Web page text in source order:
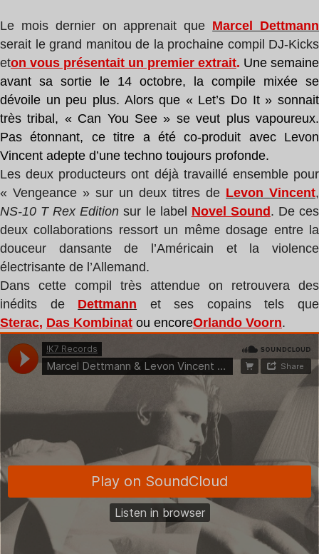
Le mois dernier on apprenait que Marcel Dettmann
serait le grand manitou de la prochaine compil DJ-Kicks
eton vous présentait un premier extrait. Une semaine
avant sa sortie le 14 octobre, la compile mixée se
dévoile un peu plus. Alors que « Let’s Do It » sonnait
très tribal, « Can You See » se veut plus vapoureux.
Pas étonnant, ce titre a été co-produit avec Levon
Vincent adepte d’une techno toujours profonde.
Les deux producteurs ont déjà travaillé ensemble pour
« Vengeance » sur un deux titres de Levon Vincent,
NS-10 T Rex Edition sur le label Novel Sound . De ces
deux collaborations ressort un même dosage entre la
douceur dansante de l’Américain et la violence
électrisante de l’Allemand.
Dans cette compil très attendue on retrouvera des
inédits de Dettmann et ses copains tels que
Sterac, Das Kombinat ou encoreOrlando Voorn.